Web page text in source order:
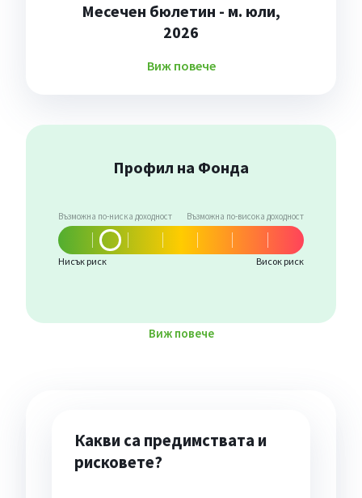
Месечен бюлетин - м. юли,
2026
Виж повече
Профил на Фонда
Възможна по-ниска доходност Възможна по-висока доходност
Нисък риск Висок риск
Виж повече
Какви са предимствата и
рисковете?